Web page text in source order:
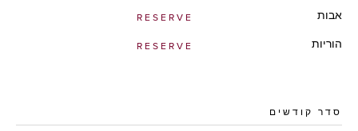
אבות RESERVE
הוריות RESERVE
סדר קודשים